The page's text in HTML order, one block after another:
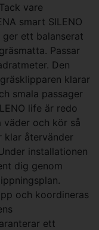
vare
smart SILENO
ett balanserat
Passar
Den
klarar
smala passager
life är redo
väder och kör så
klar återvänder
installationen
dig genom
och koordineras
ett